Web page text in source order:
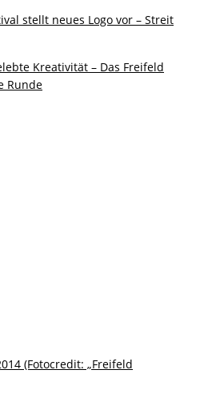
stellt neues Logo vor – Streit
Kreativität – Das Freifeld
Runde
(Fotocredit: „Freifeld